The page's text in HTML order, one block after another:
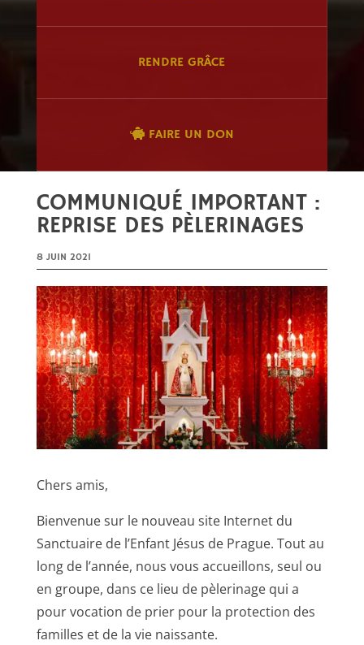
RENDRE GRÂCE
FAIRE UN DON
COMMUNIQUÉ IMPORTANT :
REPRISE DES PÈLERINAGES
8 JUIN 2021
Chers amis,
Bienvenue sur le nouveau site Internet du
Sanctuaire de l’Enfant Jésus de Prague. Tout au
long de l’année, nous vous accueillons, seul ou
en groupe, dans ce lieu de pèlerinage qui a
pour vocation de prier pour la protection des
familles et de la vie naissante.